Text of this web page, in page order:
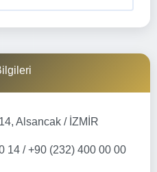
Alsancak / İZMİR
14 / +90 (232) 400 00 00